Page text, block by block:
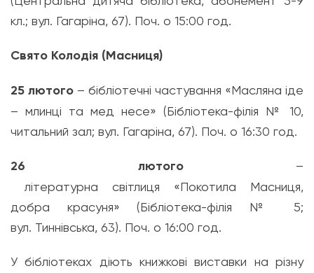
кл.; вул. Гагаріна, 67). Поч. о 15:00 год.
Свято Колодія (Масниця)
25 лютого – бібліотечні частування «Масляна іде
– млинці та мед несе» (Бібліотека-філія № 10,
читальний зал; вул. Гагаріна, 67). Поч. о 16:30 год.
26 лютого–
літературна
світлиця «Покотила Масниця,
добра красуня» (Бібліотека-філія № 5;
вул. Тиннівська, 63). Поч. о 16:00 год.
Убібліотеках діють книжкові виставки нарізну